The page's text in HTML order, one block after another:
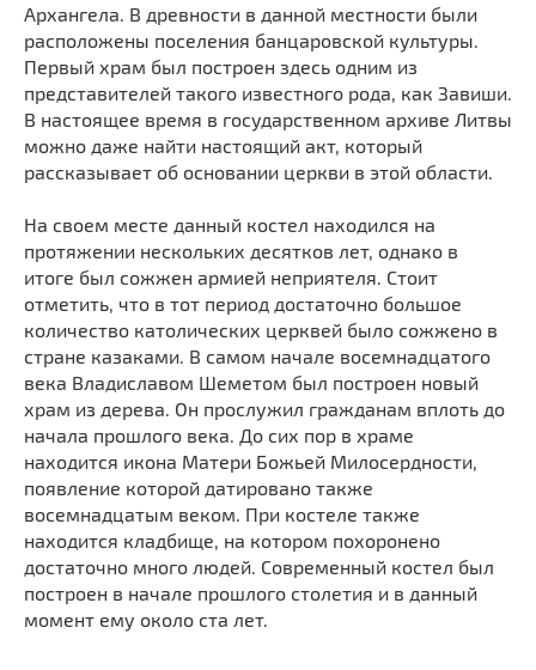
Мечети
Синагоги
Часовни
Кирхи
Театры
Галереи
Концертные залы
Выберите направление
Архангела. В древности в данной местности были
расположены поселения банцаровской культуры.
Первый храм был построен здесь одним из
представителей такого известного рода, как Завиши.
В настоящее время в государственном архиве Литвы
можно даже найти настоящий акт, который
рассказывает об основании церкви в этой области.
На своем месте данный костел находился на
протяжении нескольких десятков лет, однако в
итоге был сожжен армией неприятеля. Стоит
отметить, что в тот период достаточно большое
количество католических церквей было сожжено в
стране казаками. В самом начале восемнадцатого
века Владиславом Шеметом был построен новый
храм из дерева. Он прослужил гражданам вплоть до
начала прошлого века. До сих пор в храме
находится икона Матери Божьей Милосердности,
появление которой датировано также
восемнадцатым веком. При костеле также
находится кладбище, на котором похоронено
достаточно много людей. Современный костел был
построен в начале прошлого столетия и в данный
момент ему около ста лет.